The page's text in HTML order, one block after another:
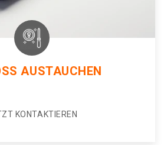
AUSTAUCHEN
KONTAKTIEREN